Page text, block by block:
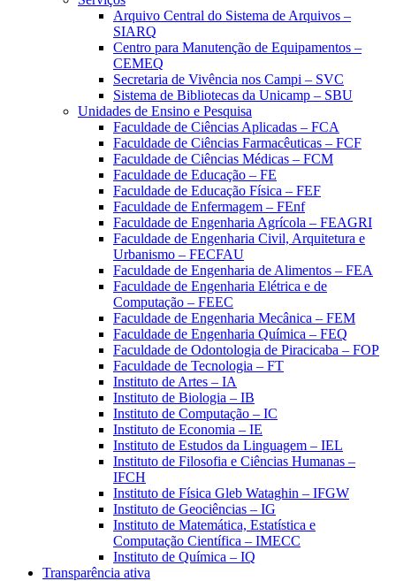
Arquivo Central do Sistema de Arquivos –
SIARQ
Centro para Manutenção de Equipamentos –
CEMEQ
Secretaria de Vivência nos Campi – SVC
Sistema de Bibliotecas da Unicamp – SBU
Unidades de Ensino e Pesquisa
Faculdade de Ciências Aplicadas – FCA
Faculdade de Ciências Farmacêuticas – FCF
Faculdade de Ciências Médicas – FCM
Faculdade de Educação – FE
Faculdade de Educação Física – FEF
Faculdade de Enfermagem – FEnf
Faculdade de Engenharia Agrícola – FEAGRI
Faculdade de Engenharia Civil, Arquitetura e
Urbanismo – FECFAU
Faculdade de Engenharia de Alimentos – FEA
Faculdade de Engenharia Elétrica e de
Computação – FEEC
Faculdade de Engenharia Mecânica – FEM
Faculdade de Engenharia Química – FEQ
Faculdade de Odontologia de Piracicaba – FOP
Faculdade de Tecnologia – FT
Instituto de Artes – IA
Instituto de Biologia – IB
Instituto de Computação – IC
Instituto de Economia – IE
Instituto de Estudos da Linguagem – IEL
Instituto de Filosofia e Ciências Humanas –
IFCH
Instituto de Física Gleb Wataghin – IFGW
Instituto de Geociências – IG
Instituto de Matemática, Estatística e
Computação Científica – IMECC
Instituto de Química – IQ
Transparência ativa